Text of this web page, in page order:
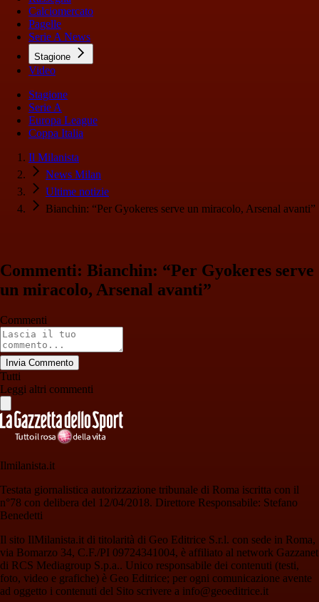
Calciomercato
Pagelle
Serie A News
Stagione
Video
Stagione
Serie A
Europa League
Coppa Italia
Il Milanista
News Milan
Ultime notizie
Bianchin: “Per Gyokeres serve un miracolo, Arsenal avanti”
Commenti: Bianchin: “Per Gyokeres serve
un miracolo, Arsenal avanti”
Commenti
Invia Commento
Tutti
Leggi altri commenti
Ilmilanista.it
Testata giornalistica autorizzazione tribunale di Roma iscritta con il
n°78 con delibera del 12/04/2018. Direttore Responsabile: Stefano
Benedetti
Il sito IlMilanista.it di titolarità di Geo Editrice S.r.l. con sede in Roma,
via Bomarzo 34, C.F./PI 09724341004, è affiliato al network Gazzanet
di RCS Mediagroup S.p.a.. Unico responsabile dei contenuti (testi,
foto, video e grafiche) è Geo Editrice; per ogni comunicazione avente
ad oggetto i contenuti del Sito scrivere a info@geoeditrice.it